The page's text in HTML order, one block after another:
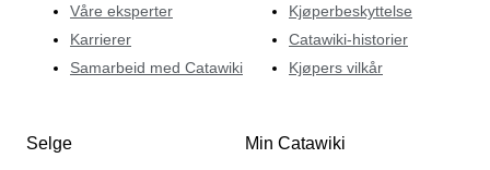
Våre eksperter
Karrierer
Samarbeid med Catawiki
Kjøperbeskyttelse
Catawiki-historier
Kjøpers vilkår
Selge Min Catawiki